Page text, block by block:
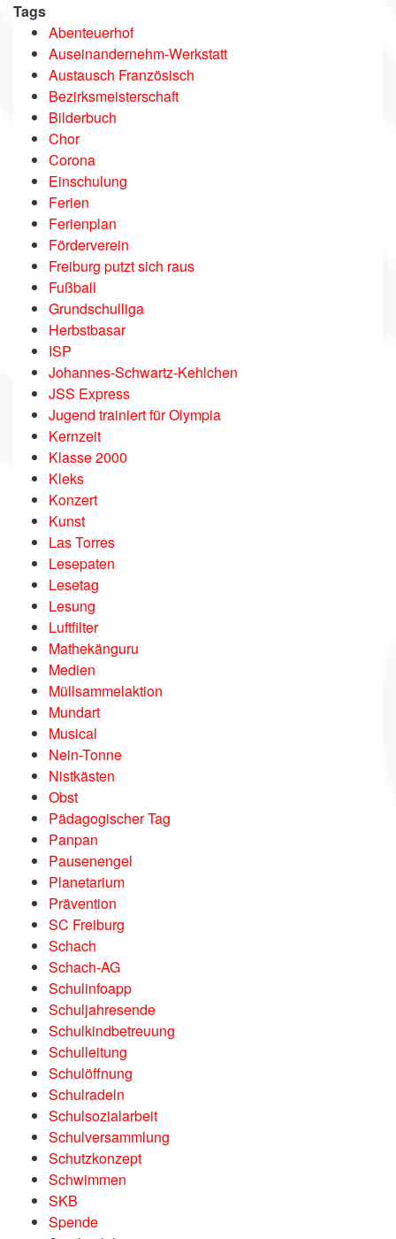
Tags
Abenteuerhof
Auseinandernehm-Werkstatt
Austausch Französisch
Bezirksmeisterschaft
Bilderbuch
Chor
Corona
Einschulung
Ferien
Ferienplan
Förderverein
Freiburg putzt sich raus
Fußball
Grundschulliga
Herbstbasar
ISP
Johannes-Schwartz-Kehlchen
JSS Express
Jugend trainiert für Olympia
Kernzeit
Klasse 2000
Kleks
Konzert
Kunst
Las Torres
Lesepaten
Lesetag
Lesung
Luftfilter
Mathekänguru
Medien
Müllsammelaktion
Mundart
Musical
Nein-Tonne
Nistkästen
Obst
Pädagogischer Tag
Panpan
Pausenengel
Planetarium
Prävention
SC Freiburg
Schach
Schach-AG
Schulinfoapp
Schuljahresende
Schulkindbetreuung
Schulleitung
Schulöffnung
Schulradeln
Schulsozialarbeit
Schulversammlung
Schutzkonzept
Schwimmen
SKB
Spende